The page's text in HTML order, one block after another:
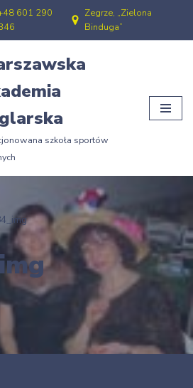
601 290
Zegrze, „Zielona
Binduga”
szkoła sportów